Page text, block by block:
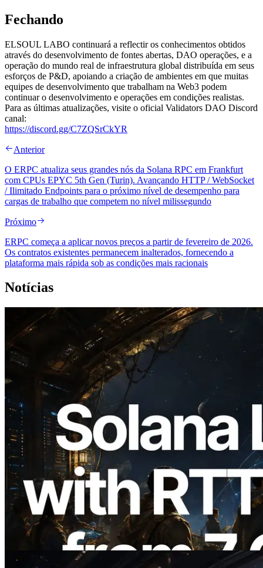
Fechando
ELSOUL LABO continuará a reflectir os conhecimentos obtidos
através do desenvolvimento de fontes abertas, DAO operações, e a
operação do mundo real de infraestrutura global distribuída em seus
esforços de P&D, apoiando a criação de ambientes em que muitas
equipes de desenvolvimento que trabalham na Web3 podem
continuar o desenvolvimento e operações em condições realistas.
Para as últimas atualizações, visite o oficial Validators DAO Discord
canal:
https://discord.gg/C7ZQSrCkYR
Anterior
O ERPC atualiza seus grandes nós da Solana RPC em Frankfurt
com CPUs EPYC 5th Gen (Turin). Avançando HTTP / WebSocket
/ Ilimitado Endpoints para o próximo nível de desempenho para
cargas de trabalho que competem no nível milissegundo
Próximo
ERPC começa a aplicar novos preços a partir de fevereiro de 2026.
Os contratos existentes permanecem inalterados, fornecendo a
plataforma mais rápida sob as condições mais racionais
Notícias
2026.08.05
ERPC expande a Solana Leader Slot API
com medição de ping a partir de 7 regiões
globais — Validators Information API
também lançada